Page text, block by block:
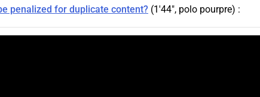
penalized for duplicate content? (1'44", polo pourpre) :